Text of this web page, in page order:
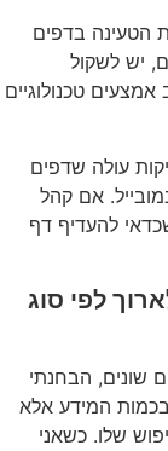
הטעינה בדפים
הקצרים, יש לשקול
טכנולוגיים
עולה שדפים
אם קהל
להעדיף דף
לפי סוג
שונים, הבחנתי
המידע אלא
שלו. כשאני